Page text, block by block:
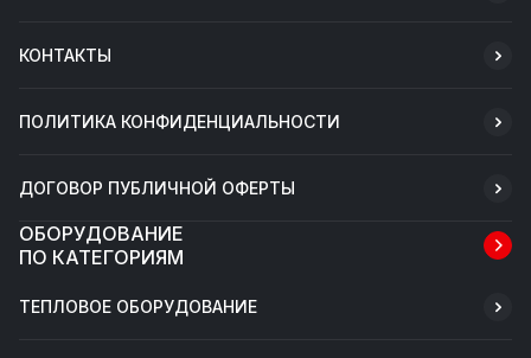
КОНТАКТЫ
ПОЛИТИКА КОНФИДЕНЦИАЛЬНОСТИ
ДОГОВОР ПУБЛИЧНОЙ ОФЕРТЫ
ОБОРУДОВАНИЕ
ПО КАТЕГОРИЯМ
ТЕПЛОВОЕ ОБОРУДОВАНИЕ